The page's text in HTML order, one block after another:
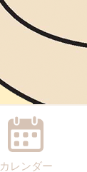
カレンダー